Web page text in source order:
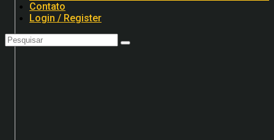
Contato
Login / Register